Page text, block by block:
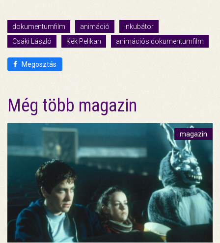
dokumentumfilm animáció
inkubátor
Csáki László
Kék Pelikan animációs dokumentumfilm
Megosztás
Még több magazin
magazin